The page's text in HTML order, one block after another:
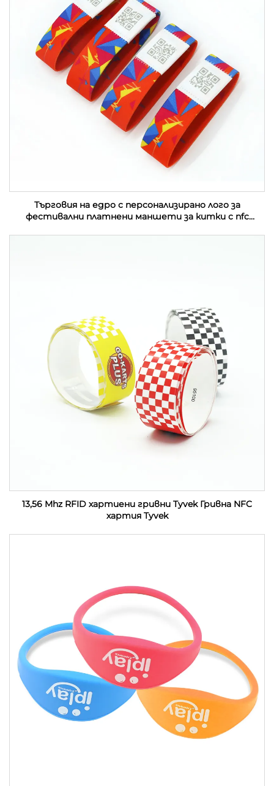
Търговия на едро с персонализирано лого за
фестивални платнени маншети за китки с nfc
13,56 Mhz RFID хартиени гривни Tyvek Гривна NFC
хартия Tyvek